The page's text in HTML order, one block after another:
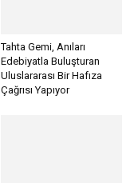
Tahta Gemi, Anıları
Edebiyatla Buluşturan
Uluslararası Bir Hafıza
Çağrısı Yapıyor